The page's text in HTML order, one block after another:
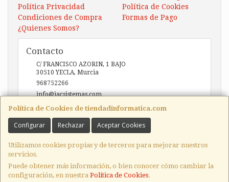
Política de Cookies de tiendadinformatica.com
Configurar Rechazar Aceptar Cookies
Utilizamos cookies propias y de terceros para mejorar nuestros
servicios.
Puede obtener más información, o bien conocer cómo cambiar la
configuración, en nuestra Política de Cookies.
Política Privacidad
Política de Cookies
Condiciones de Compra
Formas de Pago
¿Quienes Somos?
Contacto
C/ FRANCISCO AZORIN, 1 BAJO
30510 YECLA, Murcia
968752266
info@iacsistemas.com
Horario
10:00 a 14:00 y de 17:00 a 20:00
, , , , España. - C.I.F.: B73123127 - Tfno: